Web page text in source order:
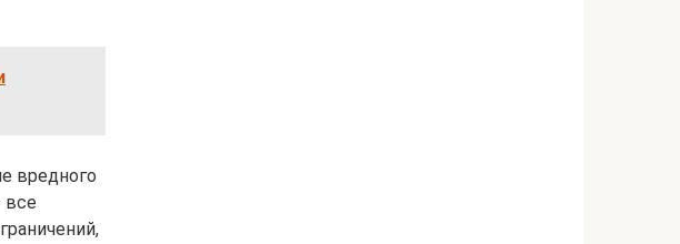
вредного
все